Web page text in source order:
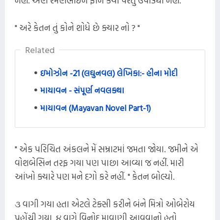
" અરે કેતન તું કોને શોધે છે ક્યાર નો ? "
Related
ઇમોઝોન -21 (લઘુનવલ) લેખિકા:- હીના મોદી
માયાવન - સંપૂર્ણ નવલકથા
માયાવન (Mayavan Novel Part-1)
" એક પરિચિત અંકલને મેં સમ્રાટમાં જમતા જોયા. જમીને એ
વોશબેસિન તરફ ગયા પણ પાછા આવ્યા જ નહીં. મારી
આંખો ક્યારે પણ મને દગો કરે નહીં. " કેતન બોલ્યો.
૩ વાગી ગયા હતા એટલે ટેક્સી કરીને બંને મિત્રો ઓબેરોય